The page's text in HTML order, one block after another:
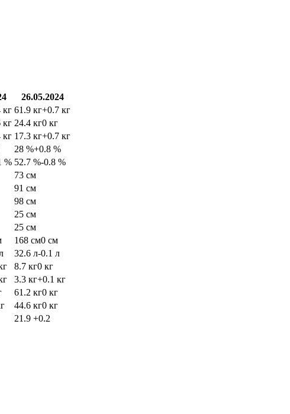
26.05.2024
кг 61.9 кг+0.7 кг
кг 24.4 кг0 кг
кг 17.3 кг+0.7 кг
28 %+0.8 %
% 52.7 %-0.8 %
73 см
91 см
98 см
25 см
25 см
168 см0 см
32.6 л-0.1 л
8.7 кг0 кг
3.3 кг+0.1 кг
61.2 кг0 кг
44.6 кг0 кг
21.9 +0.2